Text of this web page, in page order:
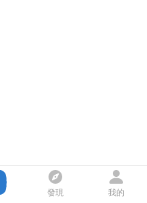
發現 我的